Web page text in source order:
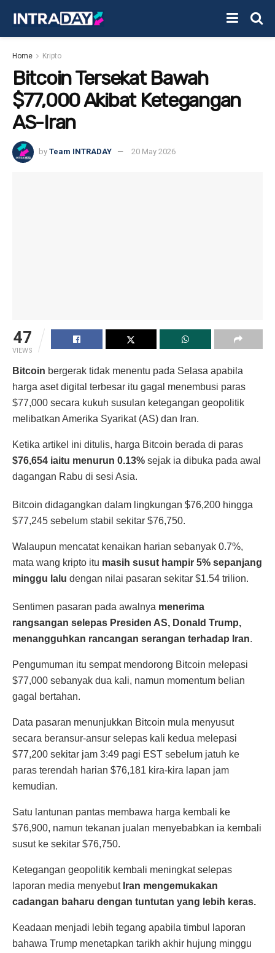
Home Kripto
Bitcoin Tersekat Bawah
$77,000 Akibat Ketegangan
AS-Iran
by Team INTRADAY 20 May 2026
47
VIEWS
Bitcoin bergerak tidak menentu pada Selasa apabila
harga aset digital terbesar itu gagal menembusi paras
$77,000 secara kukuh susulan ketegangan geopolitik
melibatkan Amerika Syarikat (AS) dan Iran.
Ketika artikel ini ditulis, harga Bitcoin berada di paras
$76,654 iaitu menurun 0.13% sejak ia dibuka pada awal
dagangan Rabu di sesi Asia.
Bitcoin didagangkan dalam lingkungan $76,200 hingga
$77,245 sebelum stabil sekitar $76,750.
Walaupun mencatat kenaikan harian sebanyak 0.7%,
mata wang kripto itu masih susut hampir 5% sepanjang
minggu lalu dengan nilai pasaran sekitar $1.54 trilion.
Sentimen pasaran pada awalnya menerima
rangsangan selepas Presiden AS, Donald Trump,
menangguhkan rancangan serangan terhadap Iran.
Pengumuman itu sempat mendorong Bitcoin melepasi
$77,000 sebanyak dua kali, namun momentum belian
gagal bertahan.
Data pasaran menunjukkan Bitcoin mula menyusut
secara beransur-ansur selepas kali kedua melepasi
$77,200 sekitar jam 3:49 pagi EST sebelum jatuh ke
paras terendah harian $76,181 kira-kira lapan jam
kemudian.
Satu lantunan pantas membawa harga kembali ke
$76,900, namun tekanan jualan menyebabkan ia kembali
susut ke sekitar $76,750.
Ketegangan geopolitik kembali meningkat selepas
laporan media menyebut Iran mengemukakan
cadangan baharu dengan tuntutan yang lebih keras.
Keadaan menjadi lebih tegang apabila timbul laporan
bahawa Trump menetapkan tarikh akhir hujung minggu